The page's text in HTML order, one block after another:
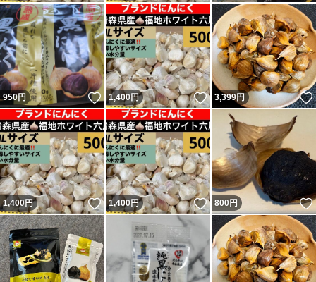
950円 いいね！
1,400円 いいね！
3,399円
1,400円 いいね！
1,400円 いいね！
800円